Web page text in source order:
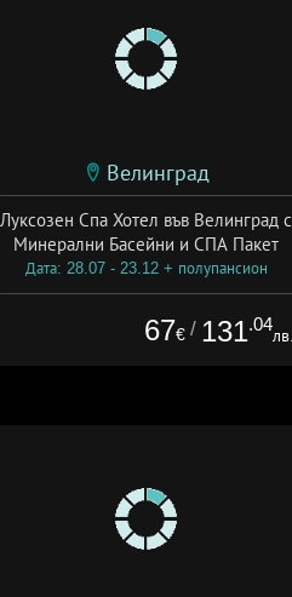
Велинград
Луксозен Спа Хотел във Велинград с
Минерални Басейни и СПА Пакет
Дата: 28.07 - 23.12 + полупансион
67€ / 131.04
лв.